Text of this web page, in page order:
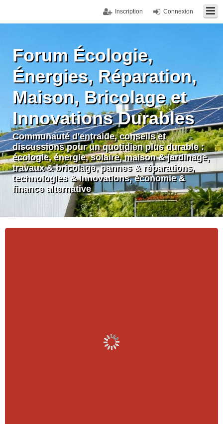
Connexion
Inscription
Forum Écologie,
Énergies, Réparation,
Maison, Bricolage et
Innovations Durables
Communauté d'entraide, conseils et
discussions pour un quotidien plus durable :
écologie, énergie, solaire, maison & jardinage,
travaux & bricolage, pannes & réparations,
technologies & innovations, économie &
finance alternative